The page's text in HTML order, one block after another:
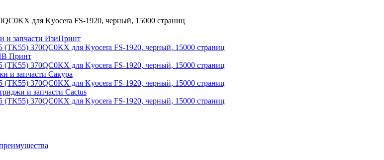
и запчасти ИзиПринт
Принт
и запчасти Сакура
и запчасти Cactus